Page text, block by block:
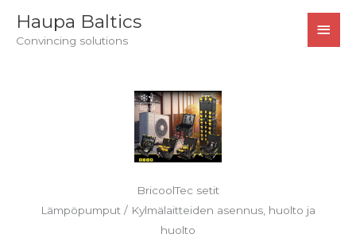
sisältöön
Haupa Baltics
Convincing solutions
BricoolTec setit
Lämpöpumput / Kylmälaitteiden asennus, huolto ja
huolto